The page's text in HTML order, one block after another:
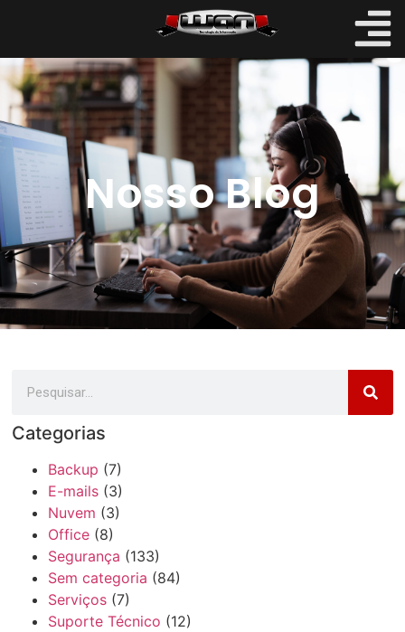
Nosso Blog
Categorias
Backup (7)
E-mails (3)
Nuvem (3)
Office (8)
Segurança (133)
Sem categoria (84)
Serviços (7)
Suporte Técnico (12)